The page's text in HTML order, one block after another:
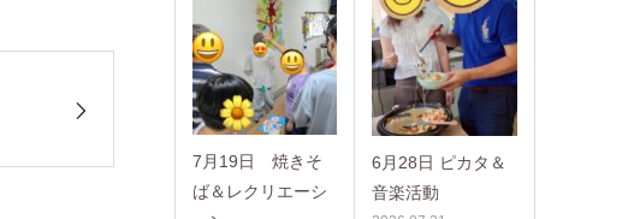
7月19日 焼きそ
ば＆レクリエーシ
6月28日 ピカタ＆
音楽活動